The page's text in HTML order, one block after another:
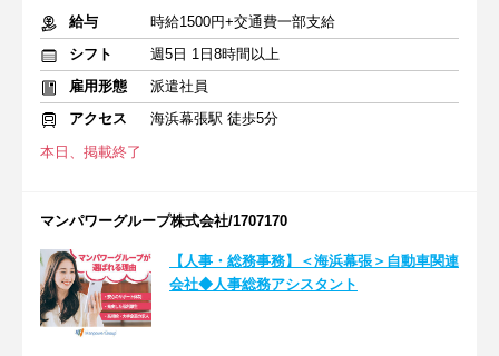
給与
時給1500円+交通費一部支給
シフト
週5日 1日8時間以上
雇用形態
派遣社員
アクセス
海浜幕張駅 徒歩5分
本日、掲載終了
マンパワーグループ株式会社/1707170
【人事・総務事務】＜海浜幕張＞自動車関連
会社◆人事総務アシスタント